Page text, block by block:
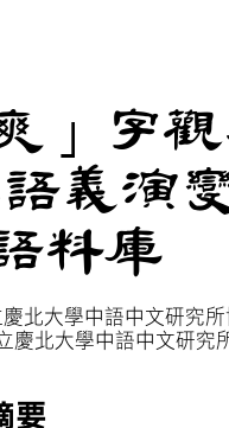
｣ 字
語
語
) 韓國國立慶
) 韓國國立
要